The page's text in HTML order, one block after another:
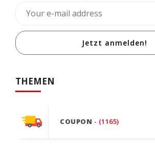
Jetzt anmelden!
THEMEN
COUPON - (1165)